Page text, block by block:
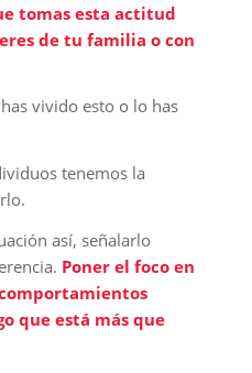
tomas esta actitud
de tu familia o con
vivido esto o lo has
tenemos la
así, señalarlo
Poner el foco en
que está más que